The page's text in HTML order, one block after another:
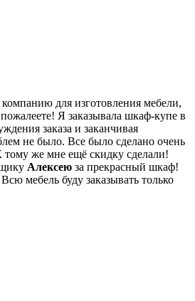
для изготовления мебели,
Я заказывала шкаф-купе в
заказа и заканчивая
не было. Все было сделано очень
тому же мне ещё скидку сделали!
Алексею за прекрасный шкаф!
мебель буду заказывать только